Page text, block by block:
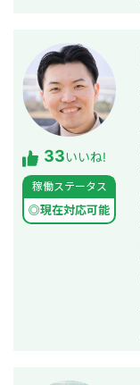
33いいね!
稼働ステータス
◎現在対応可能